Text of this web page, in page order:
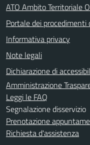
ATO Ambito Territoriale
Portale dei procedimenti
Informativa privacy
Note legali
Dichiarazione di
Amministrazione
Leggi le FAQ
Segnalazione disservizio
Prenotazione
Richiesta d'assistenza